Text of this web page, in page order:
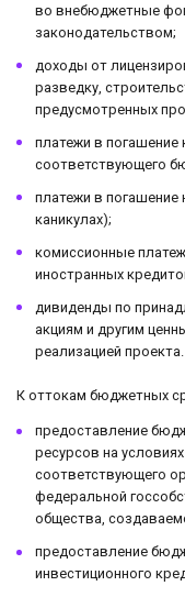
во внебюджетные
законодательством;
доходы от
разведку,
предусмотренных
платежи в
соответствующего
платежи в
каникулах);
комиссионные
иностранных
дивиденды по
акциям и другим
реализацией проекта.
К оттокам бюджетных
предоставление
ресурсов на
соответствующего
федеральной
общества,
предоставление
инвестиционного